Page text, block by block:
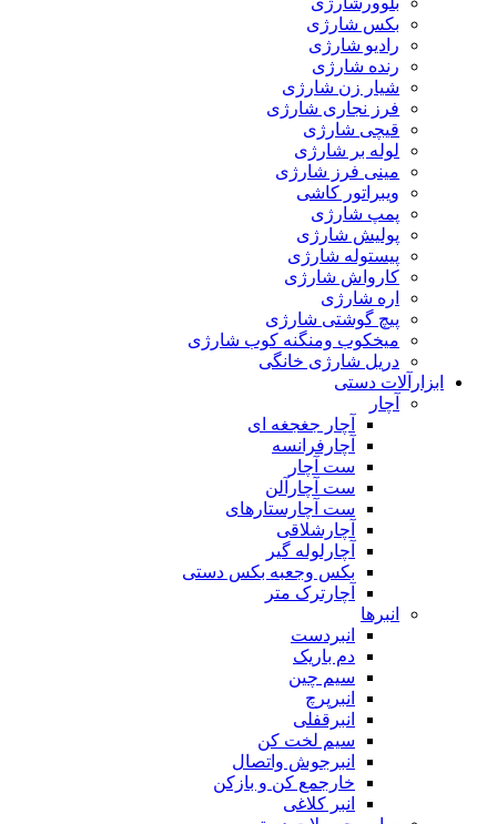
بکس شارژی
رادیو شارژی
رنده شارژی
شیار زن شارژی
فرز نجاری شارژی
قیچی شارژی
لوله بر شارژی
مینی فرز شارژی
ویبراتور کاشی
پمپ شارژی
پولیش شارژی
پیستوله شارژی
کارواش شارژی
اره شارژی
پیچ گوشتی شارژی
میخکوب ومنگنه کوب شارژی
دریل شارژی خانگی
ابزارآلات دستی
آچار
آچار جغجغه ای
آچارفرانسه
ست آچار
ست آچارآلن
ست آچارستارهای
آچارشلاقی
آچارلوله گیر
بکس وجعبه بکس دستی
آچارترک متر
انبرها
انبردست
دم باریک
سیم چین
انبرپرچ
انبرقفلی
سیم لخت کن
انبرجوش واتصال
خارجمع کن و بازکن
انبر کلاغی